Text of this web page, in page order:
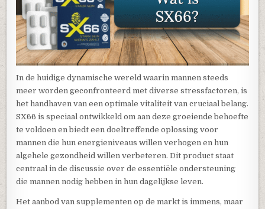
In de huidige dynamische wereld waarin mannen steeds
meer worden geconfronteerd met diverse stressfactoren, is
het handhaven van een optimale vitaliteit van cruciaal belang.
SX66 is speciaal ontwikkeld om aan deze groeiende behoefte
te voldoen en biedt een doeltreffende oplossing voor
mannen die hun energieniveaus willen verhogen en hun
algehele gezondheid willen verbeteren. Dit product staat
centraal in de discussie over de essentiële ondersteuning
die mannen nodig hebben in hun dagelijkse leven.
Het aanbod van supplementen op de markt is immens, maar